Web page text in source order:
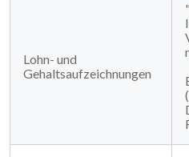
Lohn- und
Gehaltsaufzeichnungen